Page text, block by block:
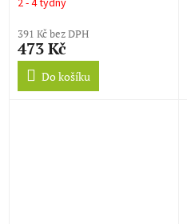
2 - 4 týdny
391 Kč bez DPH
473 Kč
Do košíku